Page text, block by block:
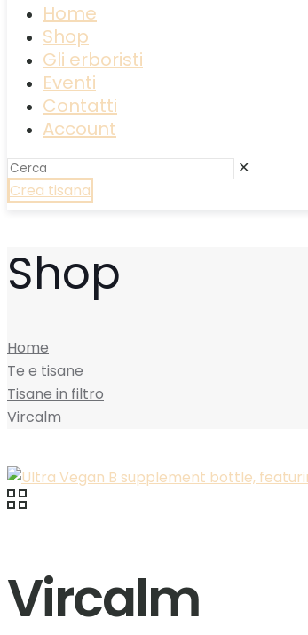
Home
Shop
Gli erboristi
Eventi
Contatti
Account
✕
Crea tisana
Shop
Home
Te e tisane
Tisane in filtro
Vircalm
Vircalm